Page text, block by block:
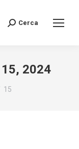
Search:
Cerca
2024
15